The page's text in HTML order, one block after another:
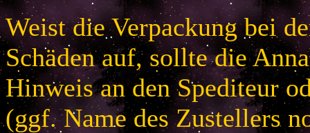
Weist die Verpackung bei
Schäden auf, sollte die
Hinweis an den Spediteur
(ggf. Name des Zustellers